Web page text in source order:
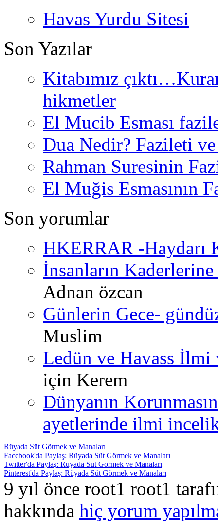
Havas Yurdu Sitesi
Son Yazılar
Kitabımız
hikmetler
El Mucib Esması
Dua Nedir? Fazileti
Rahman Suresinin
El Muğis Esmasının
Son yorumlar
HKERRAR -Haydarı
İnsanların
Adnan özcan
Günlerin Gece-
Muslim
Ledün ve Havass İlmi
için Kerem
Dünyanın
ayetlerinde ilmi
Rüyada Süt Görmek ve Manaları
Facebook'da Paylaş: Rüyada Süt Görmek ve Manaları
Twitter'da Paylaş: Rüyada Süt Görmek ve Manaları
Pinterest'da Paylaş: Rüyada Süt Görmek ve Manaları
9 yıl önce root1 root1
hakkında hiç yorum